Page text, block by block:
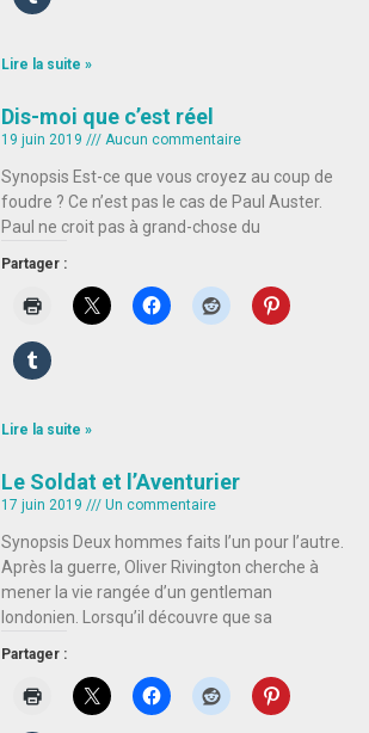
Lire la suite »
Dis-moi que c’est réel
19 juin 2019 Aucun commentaire
Synopsis Est-ce que vous croyez au coup de
foudre ? Ce n’est pas le cas de Paul Auster.
Paul ne croit pas à grand-chose du
Partager :
Lire la suite »
Le Soldat et l’Aventurier
17 juin 2019 Un commentaire
Synopsis Deux hommes faits l’un pour l’autre.
Après la guerre, Oliver Rivington cherche à
mener la vie rangée d’un gentleman
londonien. Lorsqu’il découvre que sa
Partager :